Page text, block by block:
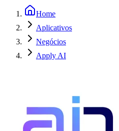
Home
Aplicativos
Negócios
Apply AI